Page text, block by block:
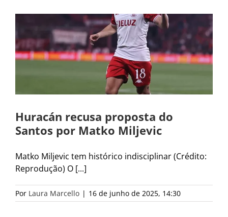
Huracán recusa proposta do
Santos por Matko Miljevic
Matko Miljevic tem histórico indisciplinar (Crédito:
Reprodução) O [...]
Por Laura Marcello | 16 de junho de 2025, 14:30